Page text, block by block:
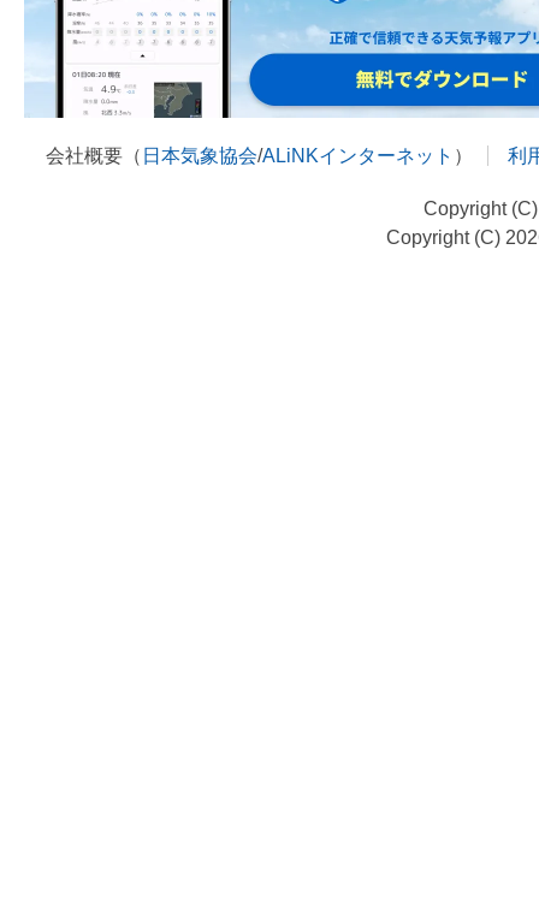
会社概要（ 日本気象協会/ALiNKインターネット ） 利
Copyright
Copyright (C)